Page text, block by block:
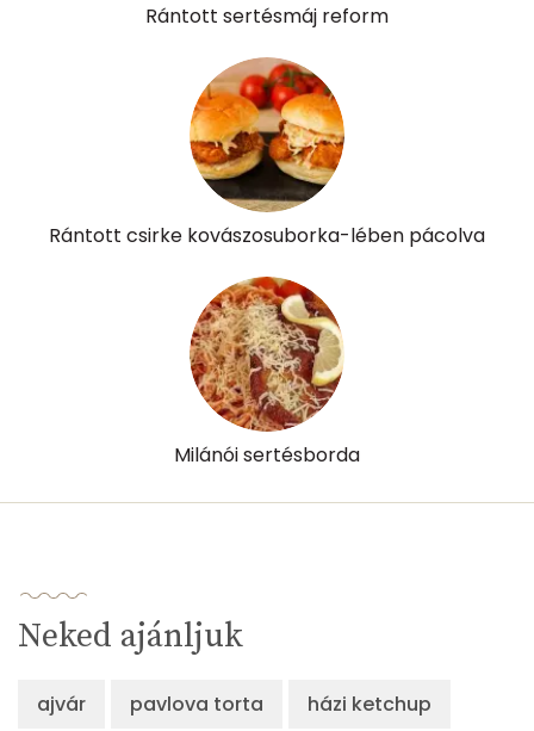
Rántott sertésmáj reform
Rántott csirke kovászosuborka-lében pácolva
Milánói sertésborda
Neked ajánljuk
ajvár pavlova torta házi ketchup